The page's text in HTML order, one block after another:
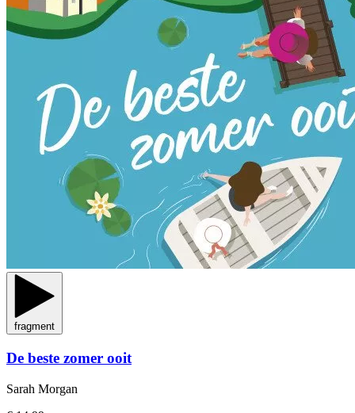
fragment
De beste zomer ooit
Sarah Morgan